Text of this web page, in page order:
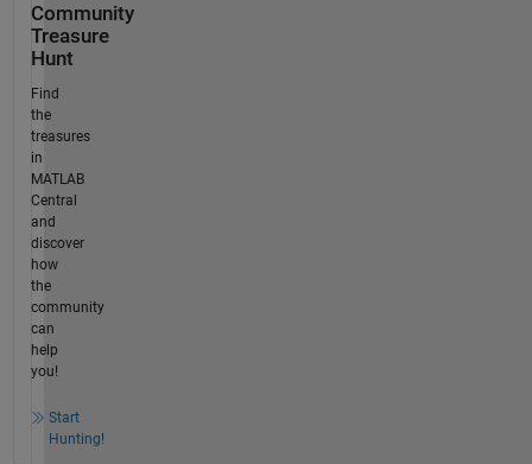
Community
Treasure
Hunt
Find
the
treasures
in
MATLAB
Central
and
discover
how
the
community
can
help
you!
Start
Hunting!